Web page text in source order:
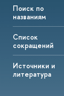
Поиск по
названиям
Список
сокращений
Источники и
литература